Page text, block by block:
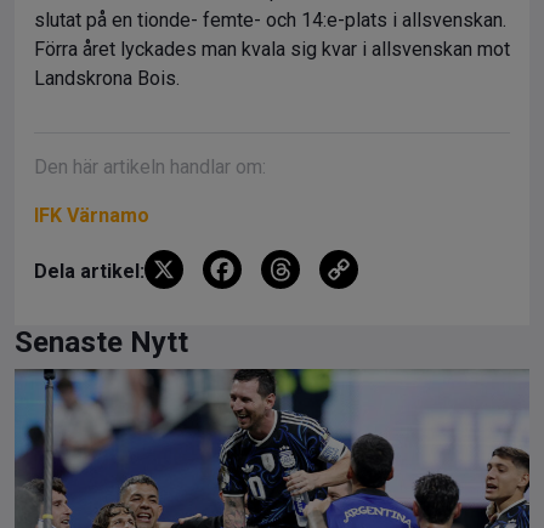
slutat på en tionde- femte- och 14:e-plats i allsvenskan.
Förra året lyckades man kvala sig kvar i allsvenskan mot
Landskrona Bois.
Den här artikeln handlar om:
IFK Värnamo
Dela artikel: X
F
b
o
o
k
T
a
d
s
n
Senaste Nytt